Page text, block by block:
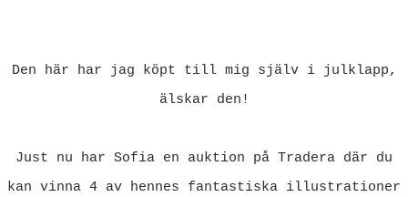
Den här har jag köpt till mig själv i julklapp,
älskar den!
Just nu har Sofia en auktion på Tradera där du
kan vinna 4 av hennes fantastiska illustrationer